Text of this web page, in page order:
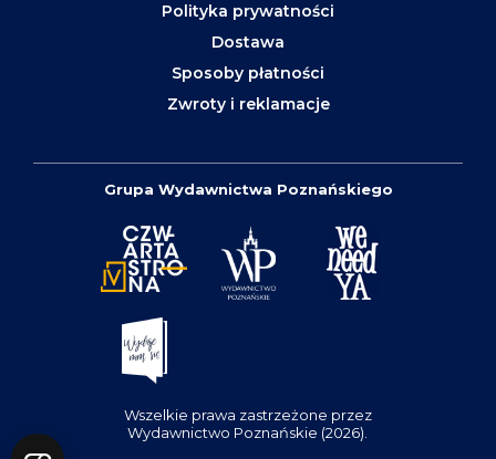
Polityka prywatności
Dostawa
Sposoby płatności
Zwroty i reklamacje
Grupa Wydawnictwa Poznańskiego
Wszelkie prawa zastrzeżone przez
Wydawnictwo Poznańskie (2026).